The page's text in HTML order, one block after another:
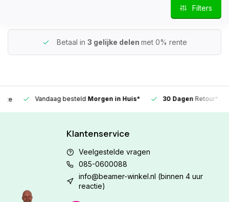
Filters
Betaal in 3 gelijke delen met 0% rente
Vandaag besteldMorgen in Huis* 30 DagenRetour*
Klantenservice
Veelgestelde vragen
085-0600088
info@beamer-winkel.nl (binnen 4 uur
reactie)